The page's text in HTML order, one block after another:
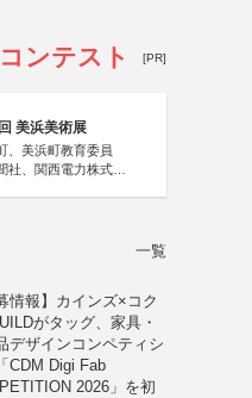
ンテスト [PR]
美浜美術展
、美浜町教育委員
社、関西電力株式会
一覧
情報】カインズ×コク
がタッグ、家具・
デザインコンペティシ
CDM Digi Fab
2026」を初